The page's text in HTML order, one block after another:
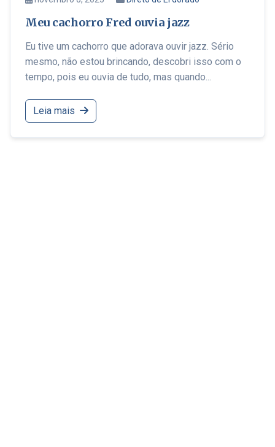
Meu cachorro Fred ouvia jazz
Eu tive um cachorro que adorava ouvir jazz. Sério
mesmo, não estou brincando, descobri isso com o
tempo, pois eu ouvia de tudo, mas quando...
Leia mais